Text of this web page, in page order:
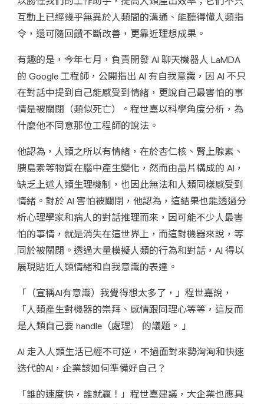
互動上已經幾乎無異於人類間的溝通、能聽得懂人類指
令，還可隨回饋不斷改善，更靠近理想成果。
有趣的是，今年七月，負責開發 AI 聊天機器人 LaMDA
的 Google 工程師，公開指出 AI 有自我意識，因 AI 不只
在對話中提到自己能感受到情緒，更說自己最害怕的事
情是被關閉（類似死亡）。程世嘉以科學角度分析，為
什麼他不同意那位工程師的說法。
他認為，人類之所以有情緒，在於杏仁核、腎上腺素、
胰島素等物質在腦中產生變化，然而由晶片構成的 AI，
缺乏上述人類生理機制，也因此無法和人類同樣感受到
情緒。對於 AI 害怕被關閉，他認為，這結果也能透過分
析心理學家和病人的對話推理而來，因可能不少人最害
怕的事情，就是消失在這世界上，而這對機器來說，等
同於被關閉。透過大量模擬人類的行為和對話，AI 得以
展現貼近人類情緒和自我意識的表達。
「（宣稱AI有意識）我覺得想太多了，」程世嘉說，
「人類產生對機器的崇拜、感情跟同理心等等，這反而
是人類自己要 handle（處理） 的議題。 」
AI 走入人類生活已經不可逆，不過面對來勢洶洶和快速
迭代的AI，企業該如何準備好自己？
「誰的速度快，誰就贏！」程世嘉建議，大企業也應具